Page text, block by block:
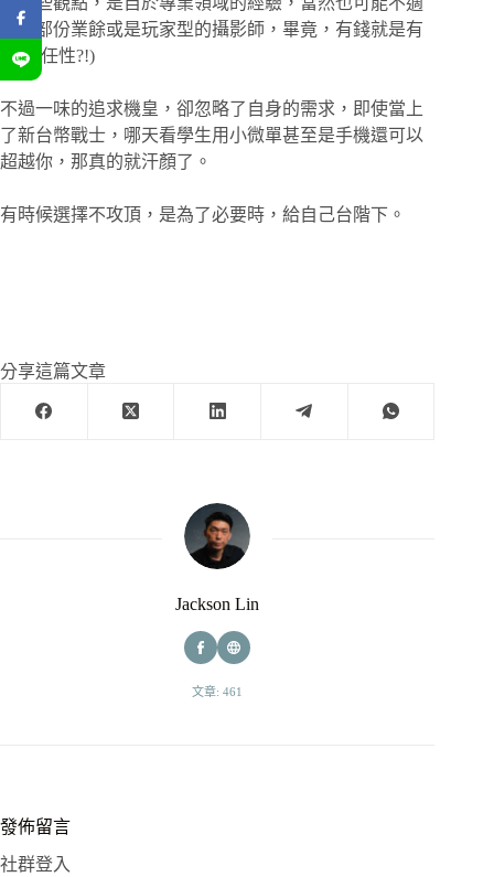
用於部份業餘或是玩家型的攝影師，畢竟，有錢就是有
韌性(任性?!)
不過一味的追求機皇，卻忽略了自身的需求，即使當上
了新台幣戰士，哪天看學生用小微單甚至是手機還可以
超越你，那真的就汗顏了。
有時候選擇不攻頂，是為了必要時，給自己台階下。
分享這篇文章
Jackson Lin
文章: 461
發佈留言
社群登入